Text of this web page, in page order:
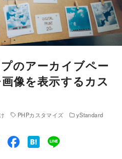
のアーカイブペー
像を表示するカス
PHPカスタマイズ yStandard